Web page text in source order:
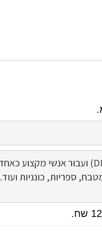
ספריות, כונניות ועוד.